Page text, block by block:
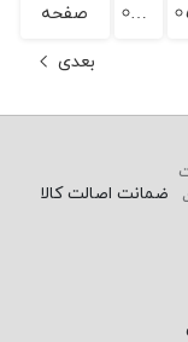
…
صفحه
بعدی
ضمانت اصالت کالا